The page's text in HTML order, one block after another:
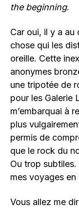
the beginning.
Car oui, il y a
chose qui les
oreille. Cette
anonymes
une tripotée de
pour les Galerie
m’embarquai à
plus
permis de
que le rock du
Ou trop
mes voyages en
Vous allez me